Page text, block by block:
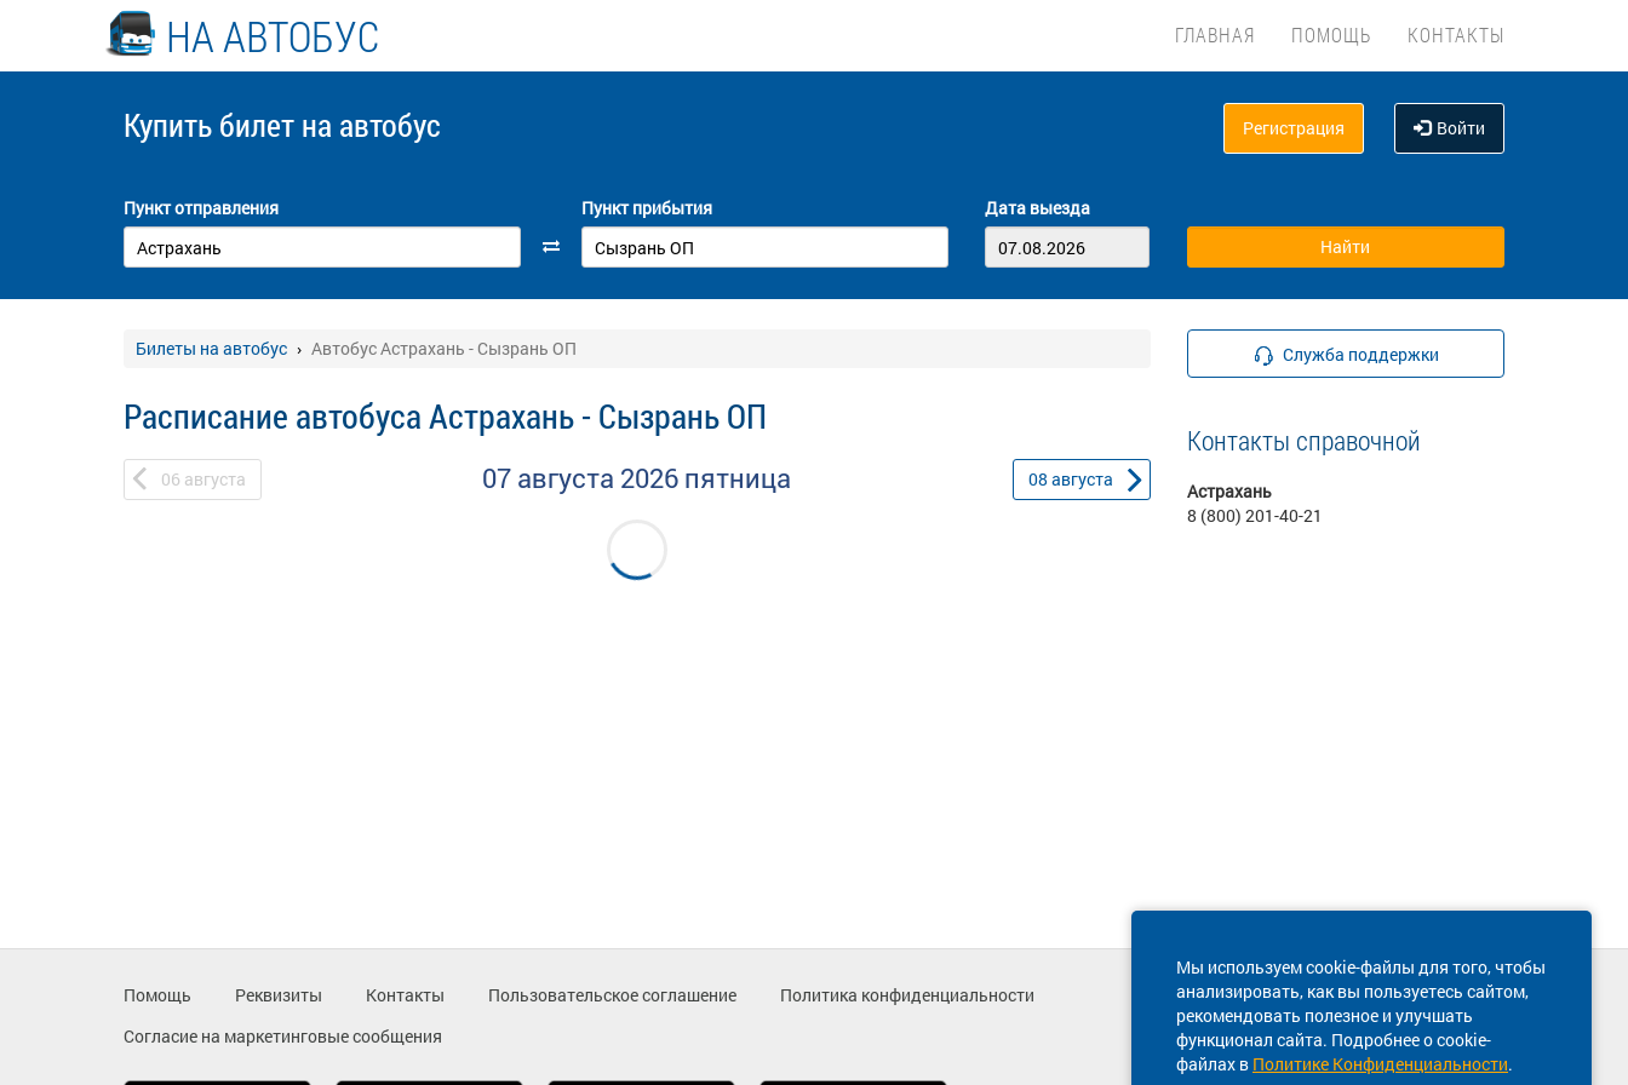
НА АВТОБУС ГЛАВНАЯ ПОМОЩЬ КОНТАКТЫ
Купить билет на автобус Регистрация Войти
Пункт отправления Пункт прибытия Дата выезда
Билеты на автобус Автобус Астрахань - Сызрань ОП
Расписание автобуса Астрахань - Сызрань ОП
06 августа 07 августа 2026 пятница 08 августа
Служба поддержки
Контакты справочной
Астрахань
8 (800) 201-40-21
Мы используем cookie-файлы для того, чтобы
анализировать, как вы пользуетесь сайтом,
рекомендовать полезное и улучшать
функционал сайта. Подробнее о cookie-
файлах в Политике Конфиденциальности.
Помощь Реквизиты Контакты Пользовательское соглашение
Политика конфиденциальности
Согласие на маркетинговые сообщения
Техническая поддержка сайта
8 800 600-03-38